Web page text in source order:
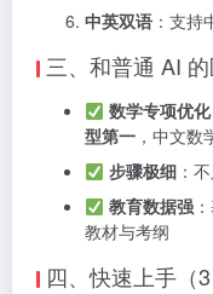
中英双语 ：支
三、和普通 AI
数学专项优化
型第一 ，中文
步骤极细：不
教育数据强
教材与考纲
四、快速上手（3